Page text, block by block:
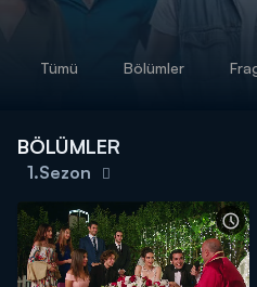
Tümü Bölümler
BÖLÜMLER
1.Sezon